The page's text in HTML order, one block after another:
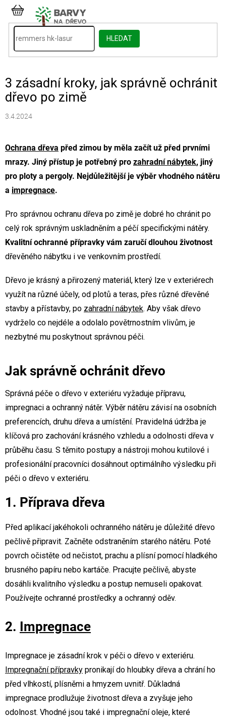
Přejít
obsah
HLEDAT
NÁKUPNÍ
KOŠÍK
3 zásadní kroky, jak správně ochránit
dřevo po zimě
3.4.2024
Ochrana dřeva před zimou by měla začít už před prvními
mrazy. Jiný přístup je potřebný pro zahradní nábytek, jiný
pro ploty a pergoly. Nejdůležitější je výběr vhodného nátěru
a impregnace.
Pro správnou ochranu dřeva po zimě je dobré ho chránit po
celý rok správným uskladněním a péčí specifickými nátěry.
Kvalitní ochranné přípravky vám zaručí dlouhou životnost
dřevěného nábytku i ve venkovním prostředí.
Dřevo je krásný a přirozený materiál, který lze v exteriérech
využít na různé účely, od plotů a teras, přes různé dřevěné
stavby a přístavby, po zahradní nábytek. Aby však dřevo
vydrželo co nejdéle a odolalo povětrnostním vlivům, je
nezbytné mu poskytnout správnou péči.
Jak správně ochránit dřevo
Správná péče o dřevo v exteriéru vyžaduje přípravu,
impregnaci a ochranný nátěr. Výběr nátěru závisí na osobních
preferencích, druhu dřeva a umístění. Pravidelná údržba je
klíčová pro zachování krásného vzhledu a odolnosti dřeva v
průběhu času. S těmito postupy a nástroji mohou kutilové i
profesionální pracovníci dosáhnout optimálního výsledku při
péči o dřevo v exteriéru.
1. Příprava dřeva
Před aplikací jakéhokoli ochranného nátěru je důležité dřevo
pečlivě připravit. Začněte odstraněním starého nátěru. Poté
povrch očistěte od nečistot, prachu a plísní pomocí hladkého
brusného papíru nebo kartáče. Pracujte pečlivě, abyste
dosáhli kvalitního výsledku a postup nemuseli opakovat.
Používejte ochranné prostředky a ochranný oděv.
2. Impregnace
Impregnace je zásadní krok v péči o dřevo v exteriéru.
Impregnační přípravky pronikají do hloubky dřeva a chrání ho
před vlhkostí, plísněmi a hmyzem uvnitř. Důkladná
impregnace prodlužuje životnost dřeva a zvyšuje jeho
odolnost. Vhodné jsou také i impregnační oleje, které